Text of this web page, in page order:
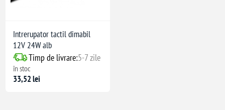
Intrerupator tactil dimabil
12V 24W alb
Timp de livrare:5-7 zile
în stoc
33,52 lei